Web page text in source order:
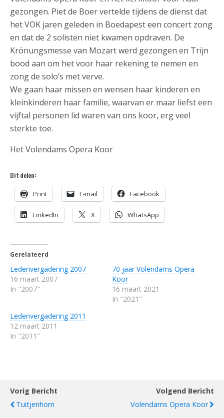
gezongen. Piet de Boer vertelde tijdens de dienst dat
het VOK jaren geleden in Boedapest een concert zong
en dat de 2 solisten niet kwamen opdraven. De
Krönungsmesse van Mozart werd gezongen en Trijn
bood aan om het voor haar rekening te nemen en
zong de solo’s met verve.
We gaan haar missen en wensen haar kinderen en
kleinkinderen haar familie, waarvan er maar liefst een
vijftal personen lid waren van ons koor, erg veel
sterkte toe.
Het Volendams Opera Koor
Dit delen:
Print E-mail Facebook
LinkedIn X WhatsApp
Gerelateerd
Ledenvergadering 2007
16 maart 2007
In "2007"
70 jaar Volendams Opera
Koor
16 maart 2021
In "2021"
Ledenvergadering 2011
12 maart 2011
In "2011"
Vorig Bericht
Tuitjenhorn
Volgend Bericht
Volendams Opera Koor